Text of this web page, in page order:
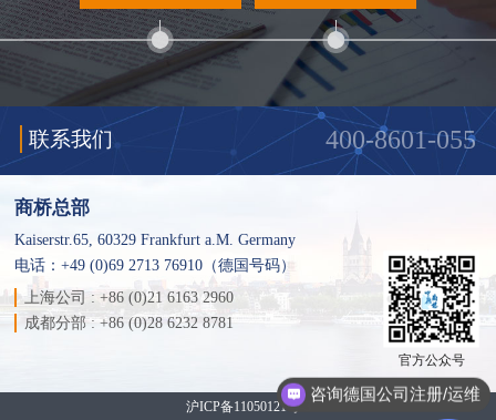
联系我们 400-8601-055
商桥总部
Kaiserstr.65, 60329 Frankfurt a.M. Germany
电话：+49 (0)69 2713 76910（德国号码）
上海公司 : +86 (0)21 6163 2960
成都分部 : +86 (0)28 6232 8781
官方公众号
沪ICP备11050121号-3
咨询德国公司注册/运维